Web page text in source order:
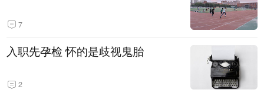
7
入职先孕检 怀的是歧视鬼胎
2